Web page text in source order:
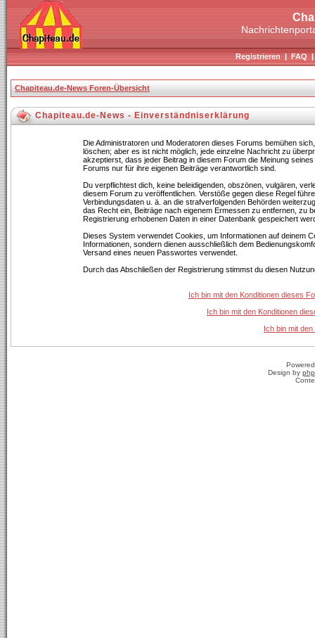
Registrieren|FAQ
Chapiteau.de-News Foren-Übersicht
Chapiteau.de-News - Einverständniserklärung
Die Administratoren und Moderatoren dieses Forums bemühen
löschen; aber es ist nicht möglich, jede einzelne Nachricht zu
akzeptierst, dass jeder Beitrag in diesem Forum die Meinung
Forums nur für ihre eigenen Beiträge verantwortlich sind.
Du verpflichtest dich, keine beleidigenden, obszönen, vulgären,
diesem Forum zu veröffentlichen. Verstöße gegen diese Regel
Verbindungsdaten u. ä. an die strafverfolgenden Behörden
das Recht ein, Beiträge nach eigenem Ermessen zu entfernen, zu
Registrierung erhobenen Daten in einer Datenbank gespeichert
Dieses System verwendet Cookies, um Informationen auf deinem
Informationen, sondern dienen ausschließlich dem
Versand eines neuen Passwortes verwendet.
Durch das Abschließen der Registrierung stimmst du diesen
Ich bin mit den Konditionen dieses
Ich bin mit den Konditionen
Ich bin mit
Design by